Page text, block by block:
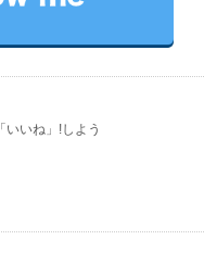
いいね」!しよう